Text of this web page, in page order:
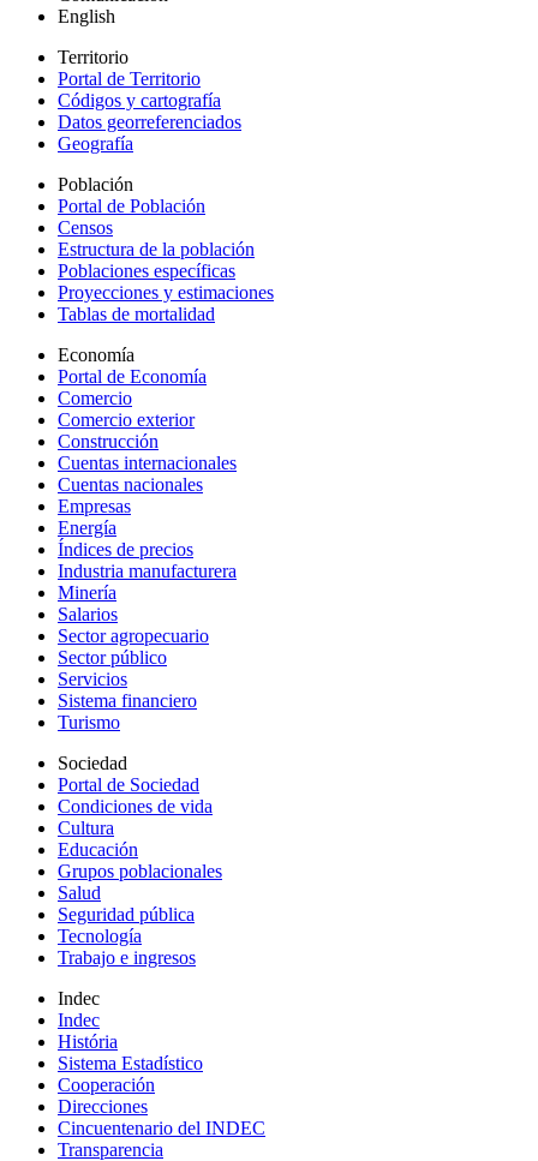
English
Territorio
Portal de Territorio
Códigos y cartografía
Datos georreferenciados
Geografía
Población
Portal de Población
Censos
Estructura de la población
Poblaciones específicas
Proyecciones y estimaciones
Tablas de mortalidad
Economía
Portal de Economía
Comercio
Comercio exterior
Construcción
Cuentas internacionales
Cuentas nacionales
Empresas
Energía
Índices de precios
Industria manufacturera
Minería
Salarios
Sector agropecuario
Sector público
Servicios
Sistema financiero
Turismo
Sociedad
Portal de Sociedad
Condiciones de vida
Cultura
Educación
Grupos poblacionales
Salud
Seguridad pública
Tecnología
Trabajo e ingresos
Indec
Indec
História
Sistema Estadístico
Cooperación
Direcciones
Cincuentenario del INDEC
Transparencia